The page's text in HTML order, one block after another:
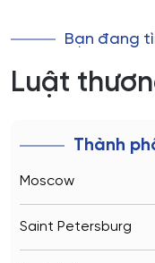
Bạn đang
Luật
Thành
Moscow
Saint Petersburg